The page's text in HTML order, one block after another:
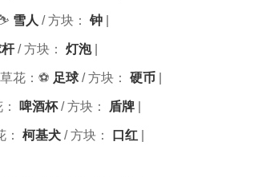
雪人 / 方块：️ 钟
/ 方块： 灯泡|
花：⚽ 足球/ 方块： 硬币
啤酒杯/ 方块：️ 盾牌
： 柯基犬 / 方块： 口红